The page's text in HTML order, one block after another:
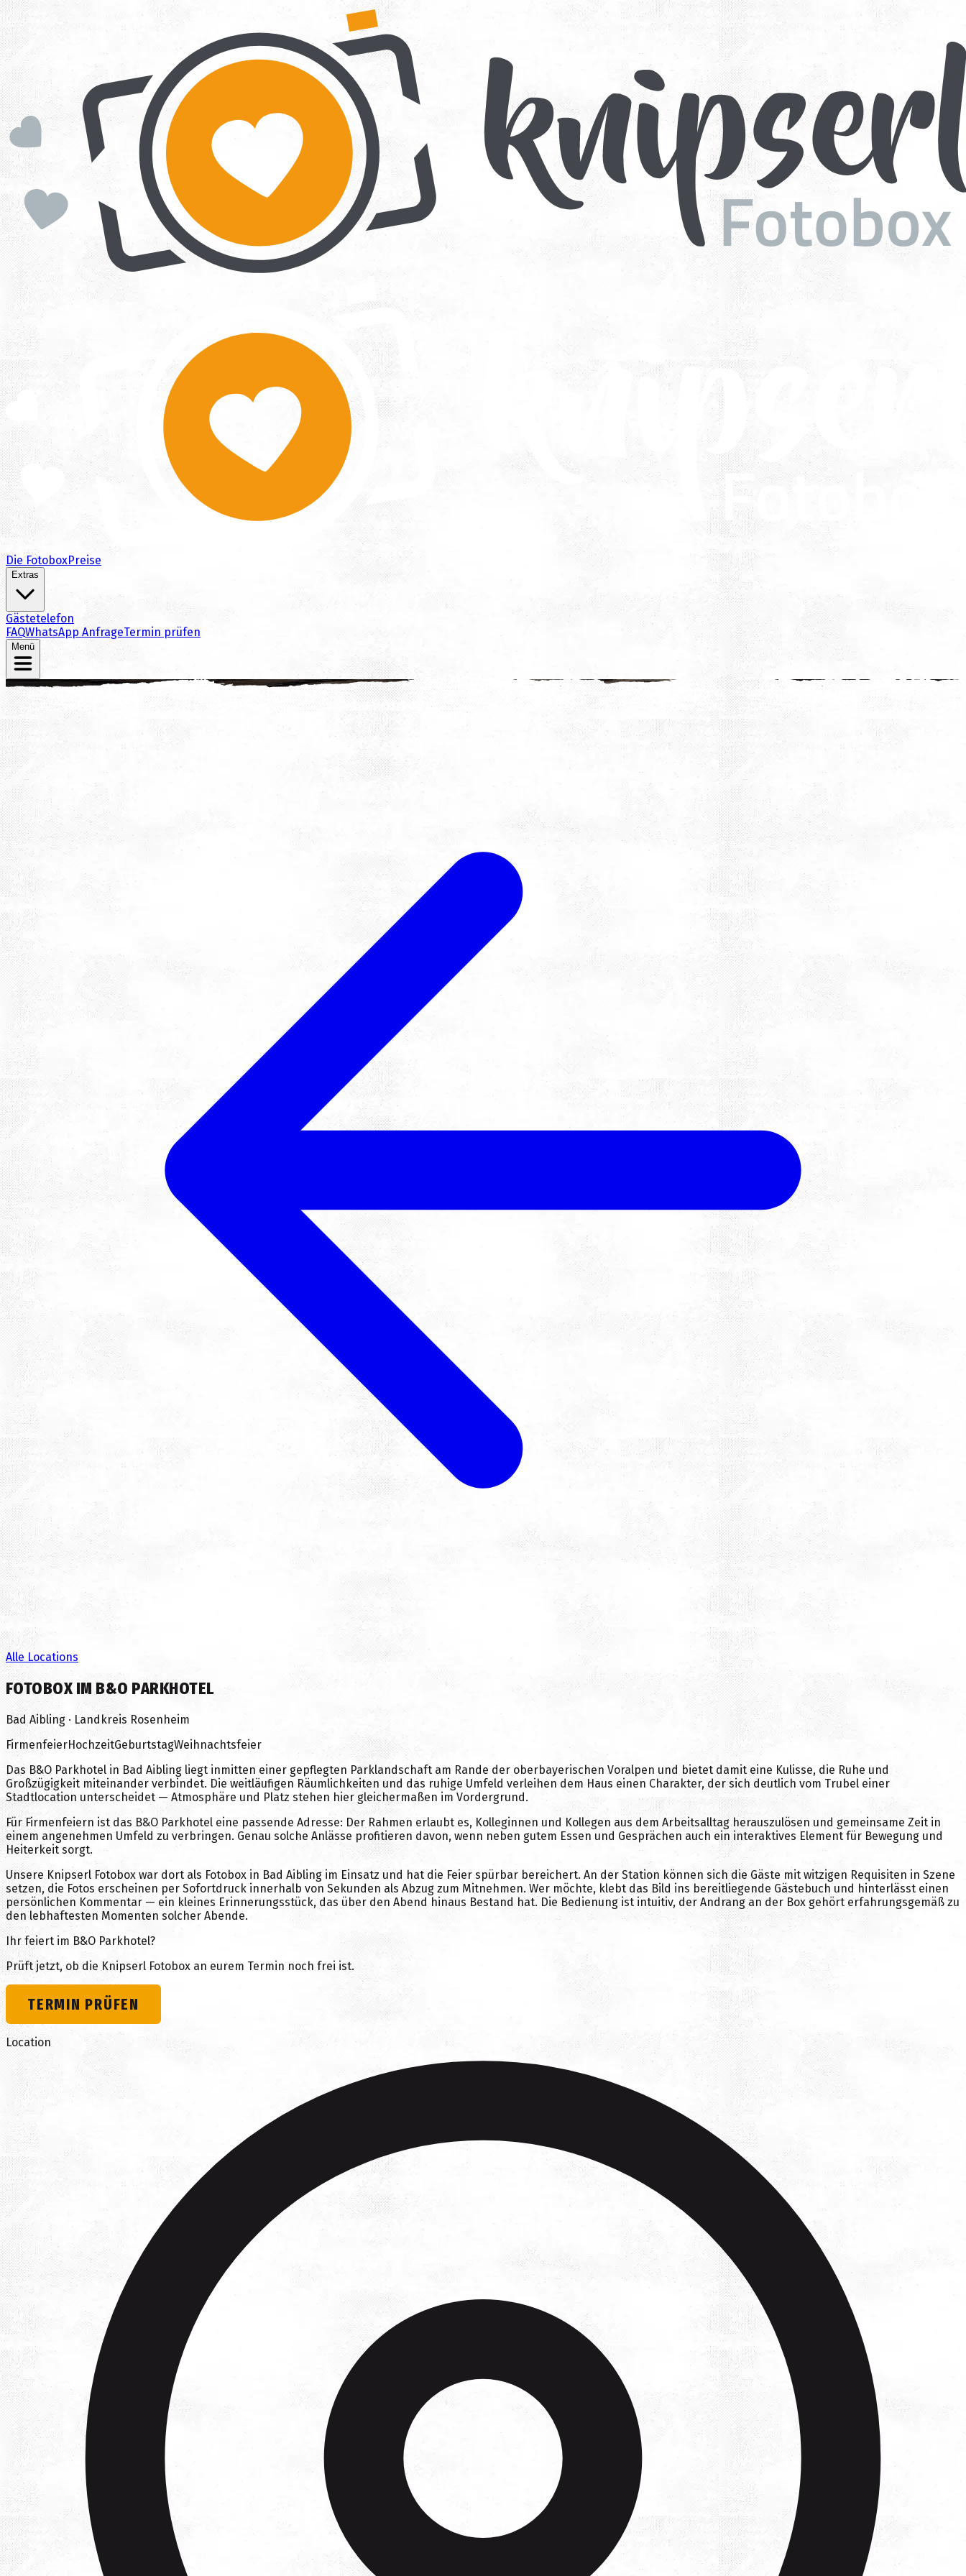
Die FotoboxPreise
Extras
Gästetelefon
FAQWhatsApp AnfrageTermin prüfen
Menü
B&O Parkhotel
Alle Locations
FOTOBOX IM B&O PARKHOTEL
Bad Aibling · Landkreis Rosenheim
FirmenfeierHochzeitGeburtstagWeihnachtsfeier
Das B&O Parkhotel in Bad Aibling liegt inmitten einer gepflegten Parklandschaft am Rande der oberbayerischen Voralpen und bietet damit eine Kulisse, die Ruhe und
Großzügigkeit miteinander verbindet. Die weitläufigen Räumlichkeiten und das ruhige Umfeld verleihen dem Haus einen Charakter, der sich deutlich vom Trubel einer
Stadtlocation unterscheidet — Atmosphäre und Platz stehen hier gleichermaßen im Vordergrund.
Für Firmenfeiern ist das B&O Parkhotel eine passende Adresse: Der Rahmen erlaubt es, Kolleginnen und Kollegen aus dem Arbeitsalltag herauszulösen und gemeinsame Zeit in
einem angenehmen Umfeld zu verbringen. Genau solche Anlässe profitieren davon, wenn neben gutem Essen und Gesprächen auch ein interaktives Element für Bewegung und
Heiterkeit sorgt.
Unsere Knipserl Fotobox war dort als Fotobox in Bad Aibling im Einsatz und hat die Feier spürbar bereichert. An der Station können sich die Gäste mit witzigen Requisiten in Szene
setzen, die Fotos erscheinen per Sofortdruck innerhalb von Sekunden als Abzug zum Mitnehmen. Wer möchte, klebt das Bild ins bereitliegende Gästebuch und hinterlässt einen
persönlichen Kommentar — ein kleines Erinnerungsstück, das über den Abend hinaus Bestand hat. Die Bedienung ist intuitiv, der Andrang an der Box gehört erfahrungsgemäß zu
den lebhaftesten Momenten solcher Abende.
Ihr feiert im B&O Parkhotel?
Prüft jetzt, ob die Knipserl Fotobox an eurem Termin noch frei ist.
TERMIN PRÜFEN
Location